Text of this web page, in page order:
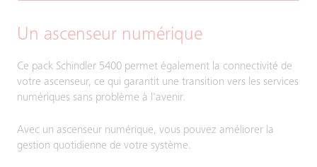
Un ascenseur numérique
Ce pack Schindler 5400 permet également la connectivité de
votre ascenseur, ce qui garantit une transition vers les services
numériques sans problème à l'avenir.
Avec un ascenseur numérique, vous pouvez améliorer la
gestion quotidienne de votre système.